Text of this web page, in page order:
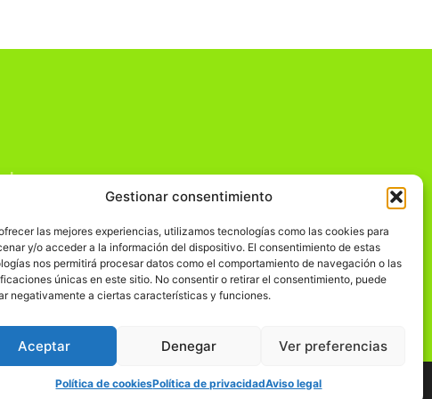
Gestionar consentimiento
las mejores experiencias, utilizamos tecnologías como las cookies para
y/o acceder a la información del dispositivo. El consentimiento de estas
nos permitirá procesar datos como el comportamiento de navegación o las
únicas en este sitio. No consentir o retirar el consentimiento, puede
negativamente a ciertas características y funciones.
Aceptar Denegar Ver preferencias
Política de cookiesPolítica de privacidadAviso legal